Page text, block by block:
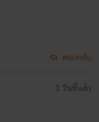
ตอบกลับ
3 วันที่แล้ว